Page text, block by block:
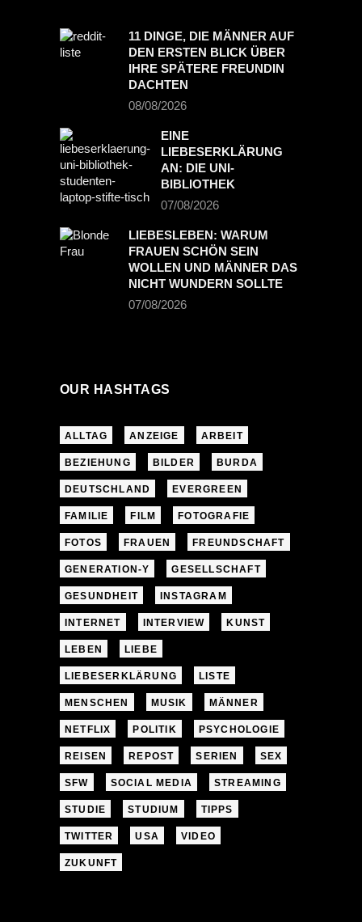
11 DINGE, DIE MÄNNER AUF
DEN ERSTEN BLICK ÜBER
IHRE SPÄTERE FREUNDIN
DACHTEN
08/08/2026
EINE
LIEBESERKLÄRUNG
AN: DIE UNI-
BIBLIOTHEK
07/08/2026
LIEBESLEBEN: WARUM
FRAUEN SCHÖN SEIN
WOLLEN UND MÄNNER DAS
NICHT WUNDERN SOLLTE
07/08/2026
OUR HASHTAGS
ALLTAG ANZEIGE ARBEIT
BEZIEHUNG BILDER BURDA
DEUTSCHLAND EVERGREEN
FAMILIE FILM FOTOGRAFIE
FOTOS FRAUEN FREUNDSCHAFT
GENERATION-Y GESELLSCHAFT
GESUNDHEIT INSTAGRAM
INTERNET INTERVIEW KUNST
LEBEN LIEBE
LIEBESERKLÄRUNG LISTE
MENSCHEN MUSIK MÄNNER
NETFLIX POLITIK PSYCHOLOGIE
REISEN REPOST SERIEN SEX
SFW SOCIAL MEDIA STREAMING
STUDIE STUDIUM TIPPS
TWITTER USA VIDEO
ZUKUNFT